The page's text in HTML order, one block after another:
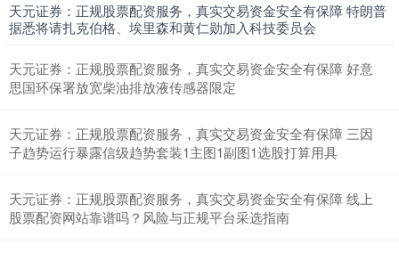
天元证券：正规股票配资服务，真实交易资金安全有保障 特朗普
据悉将请扎克伯格、埃里森和黄仁勋加入科技委员会
天元证券：正规股票配资服务，真实交易资金安全有保障 好意
思国环保署放宽柴油排放液传感器限定
天元证券：正规股票配资服务，真实交易资金安全有保障 三因
子趋势运行暴露信级趋势套装1主图1副图1选股打算用具
天元证券：正规股票配资服务，真实交易资金安全有保障 线上
股票配资网站靠谱吗？风险与正规平台采选指南